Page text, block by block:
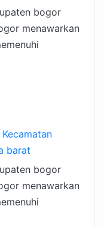
bogor
menawarkan
barat
bogor
menawarkan